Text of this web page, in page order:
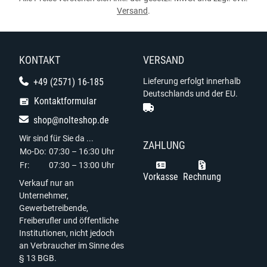
Versand.
KONTAKT
+49 (2571) 16-185
Kontaktformular
shop@nolteshop.de
Wir sind für Sie da ...
Mo-Do: 07:30 – 16:30 Uhr
Fr:
07:30 – 13:00 Uhr
Verkauf nur an
Unternehmer,
Gewerbetreibende,
Freiberufler und öffentliche
Institutionen, nicht jedoch
an Verbraucher im Sinne des
§ 13 BGB.
VERSAND
Lieferung erfolgt innerhalb
Deutschlands und der EU.
ZAHLUNG
Vorkasse Rechnung